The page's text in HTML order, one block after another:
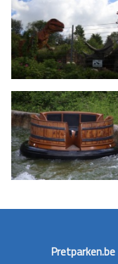
Pretparken.be